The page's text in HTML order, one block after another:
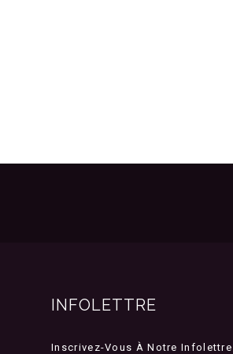
INFOLETTRE
Inscrivez-Vous À Notre Infolettre